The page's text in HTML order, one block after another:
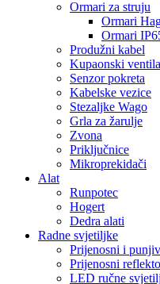
Ormari za struju
Ormari
Ormari
Produžni kabel
Kupaonski
Senzor pokreta
Kabelske vezice
Stezaljke Wago
Grla za žarulje
Zvona
Priključnice
Mikroprekidači
Alat
Runpotec
Hogert
Dedra alati
Radne svjetiljke
Prijenosni i
Prijenosni
LED ručne